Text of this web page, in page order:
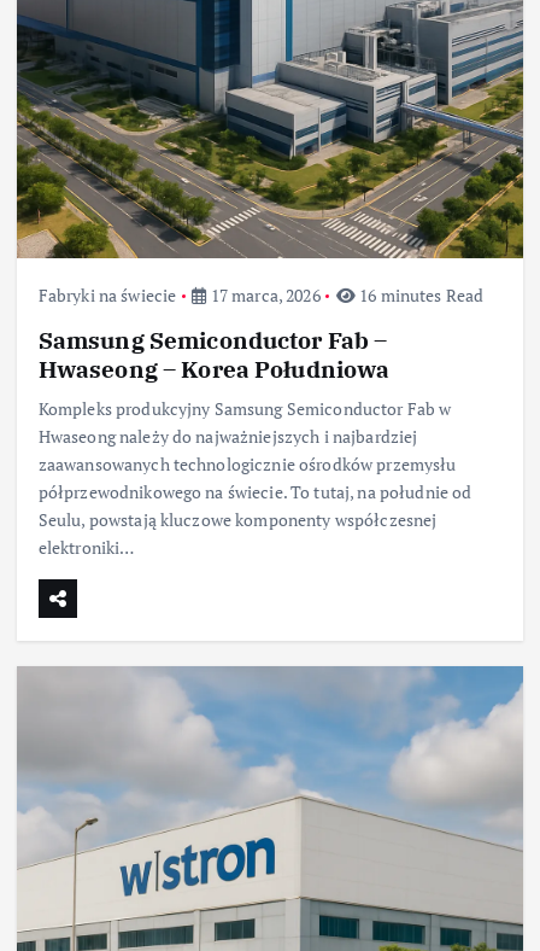
Fabryki na świecie 17 marca, 2026 16 minutes Read
Samsung Semiconductor Fab –
Hwaseong – Korea Południowa
Kompleks produkcyjny Samsung Semiconductor Fab w
Hwaseong należy do najważniejszych i najbardziej
zaawansowanych technologicznie ośrodków przemysłu
półprzewodnikowego na świecie. To tutaj, na południe od
Seulu, powstają kluczowe komponenty współczesnej
elektroniki…